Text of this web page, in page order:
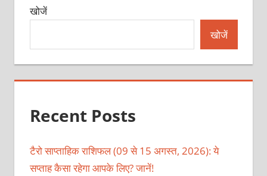
खोजें
खोजें
Recent Posts
टैरो साप्ताहिक राशिफल (09 से 15 अगस्त, 2026): ये
सप्ताह कैसा रहेगा आपके लिए? जानें!